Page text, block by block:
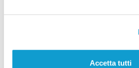
Accetta tutti
marchigiana della
solidarietà con Gaza